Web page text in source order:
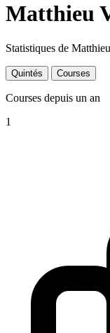
Matthieu
Statistiques de
Quintés Courses
Courses depuis un an
1